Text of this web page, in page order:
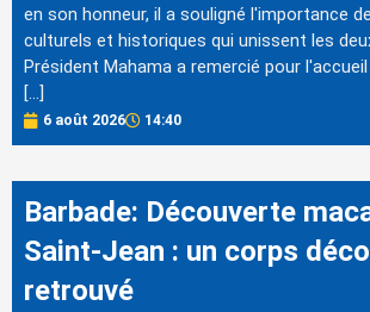
en son honneur, il a souligné l'importance
culturels et historiques qui unissent les
Président Mahama a remercié pour
[…]
6 août 2026 14:40
Barbade: Découverte
Saint-Jean : un corps
retrouvé